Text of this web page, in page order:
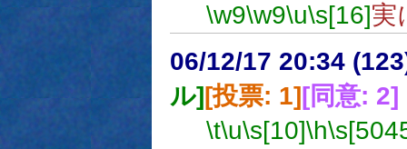
\w9\w9\u\s[16]実
06/12/17 20:34
ル][投票: 1][同意: 2]
\t\u\s[10]\h